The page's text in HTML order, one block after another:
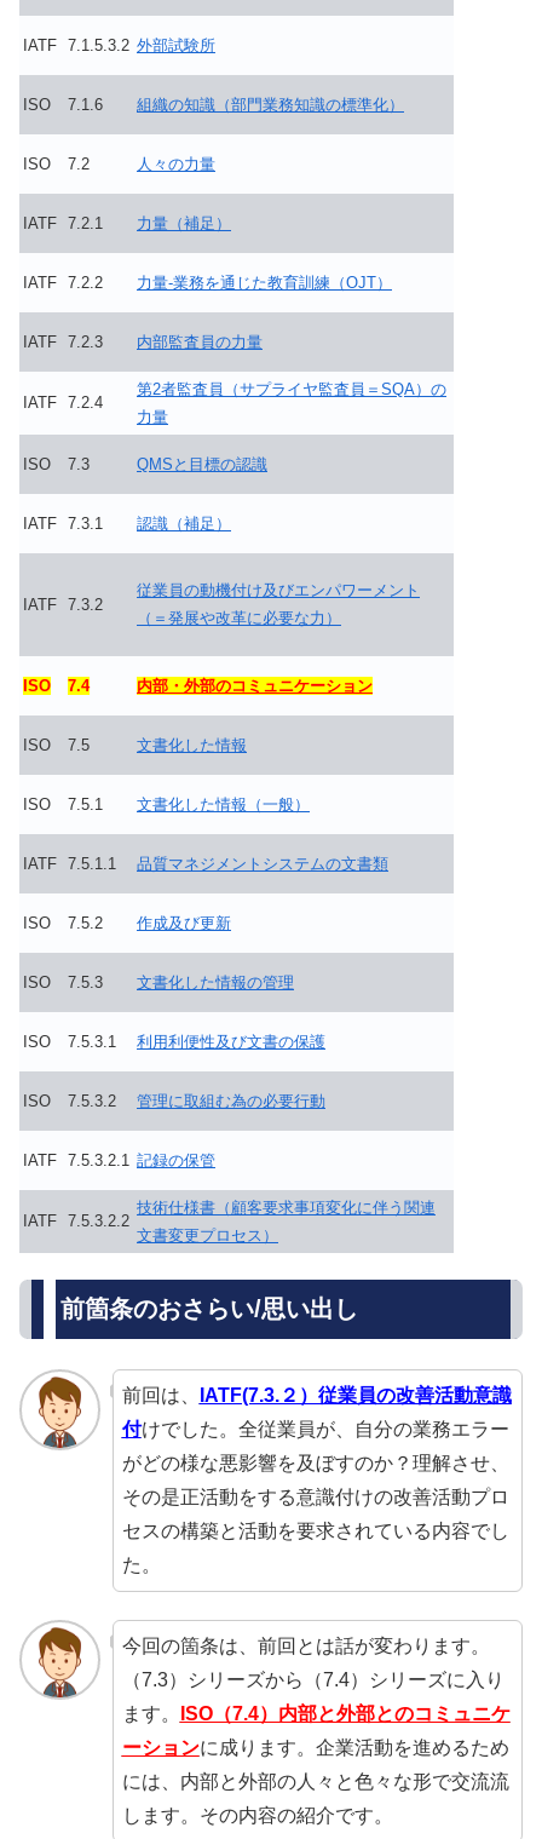
IATF 7.1.5.3.2 外部試験所
ISO 7.1.6 組織の知識（部門業務知識の標準化）
ISO 7.2 人々の力量
IATF 7.2.1 力量（補足）
IATF 7.2.2 力量-業務を通じた教育訓練（OJT）
IATF 7.2.3 内部監査員の力量
IATF 7.2.4
第2者監査員（サプライヤ監査員＝SQA）の
力量
ISO 7.3 QMSと目標の認識
IATF 7.3.1 認識（補足）
IATF 7.3.2
従業員の動機付け及びエンパワーメント
（＝発展や改革に必要な力）
ISO 7.4 内部・外部のコミュニケーション
ISO 7.5 文書化した情報
ISO 7.5.1 文書化した情報（一般）
IATF 7.5.1.1 品質マネジメントシステムの文書類
ISO 7.5.2 作成及び更新
ISO 7.5.3 文書化した情報の管理
ISO 7.5.3.1 利用利便性及び文書の保護
ISO 7.5.3.2 管理に取組む為の必要行動
IATF 7.5.3.2.1 記録の保管
IATF 7.5.3.2.2
技術仕様書（顧客要求事項変化に伴う関連
文書変更プロセス）
前箇条のおさらい/思い出し
前回は、
IATF(7.3.２）従業員の改善活動意識
付けでした。全従業員が、自分の業務エラー
がどの様な悪影響を及ぼすのか？理解させ、
その是正活動をする意識付けの改善活動プロ
セスの構築と活動を要求されている内容でし
た。
今回の箇条は、前回とは話が変わります。
（7.3）シリーズから（7.4）シリーズに入り
ます。
ISO（7.4）内部と外部とのコミュニケ
ーションに成ります。企業活動を進めるため
には、内部と外部の人々と色々な形で交流流
します。その内容の紹介です。